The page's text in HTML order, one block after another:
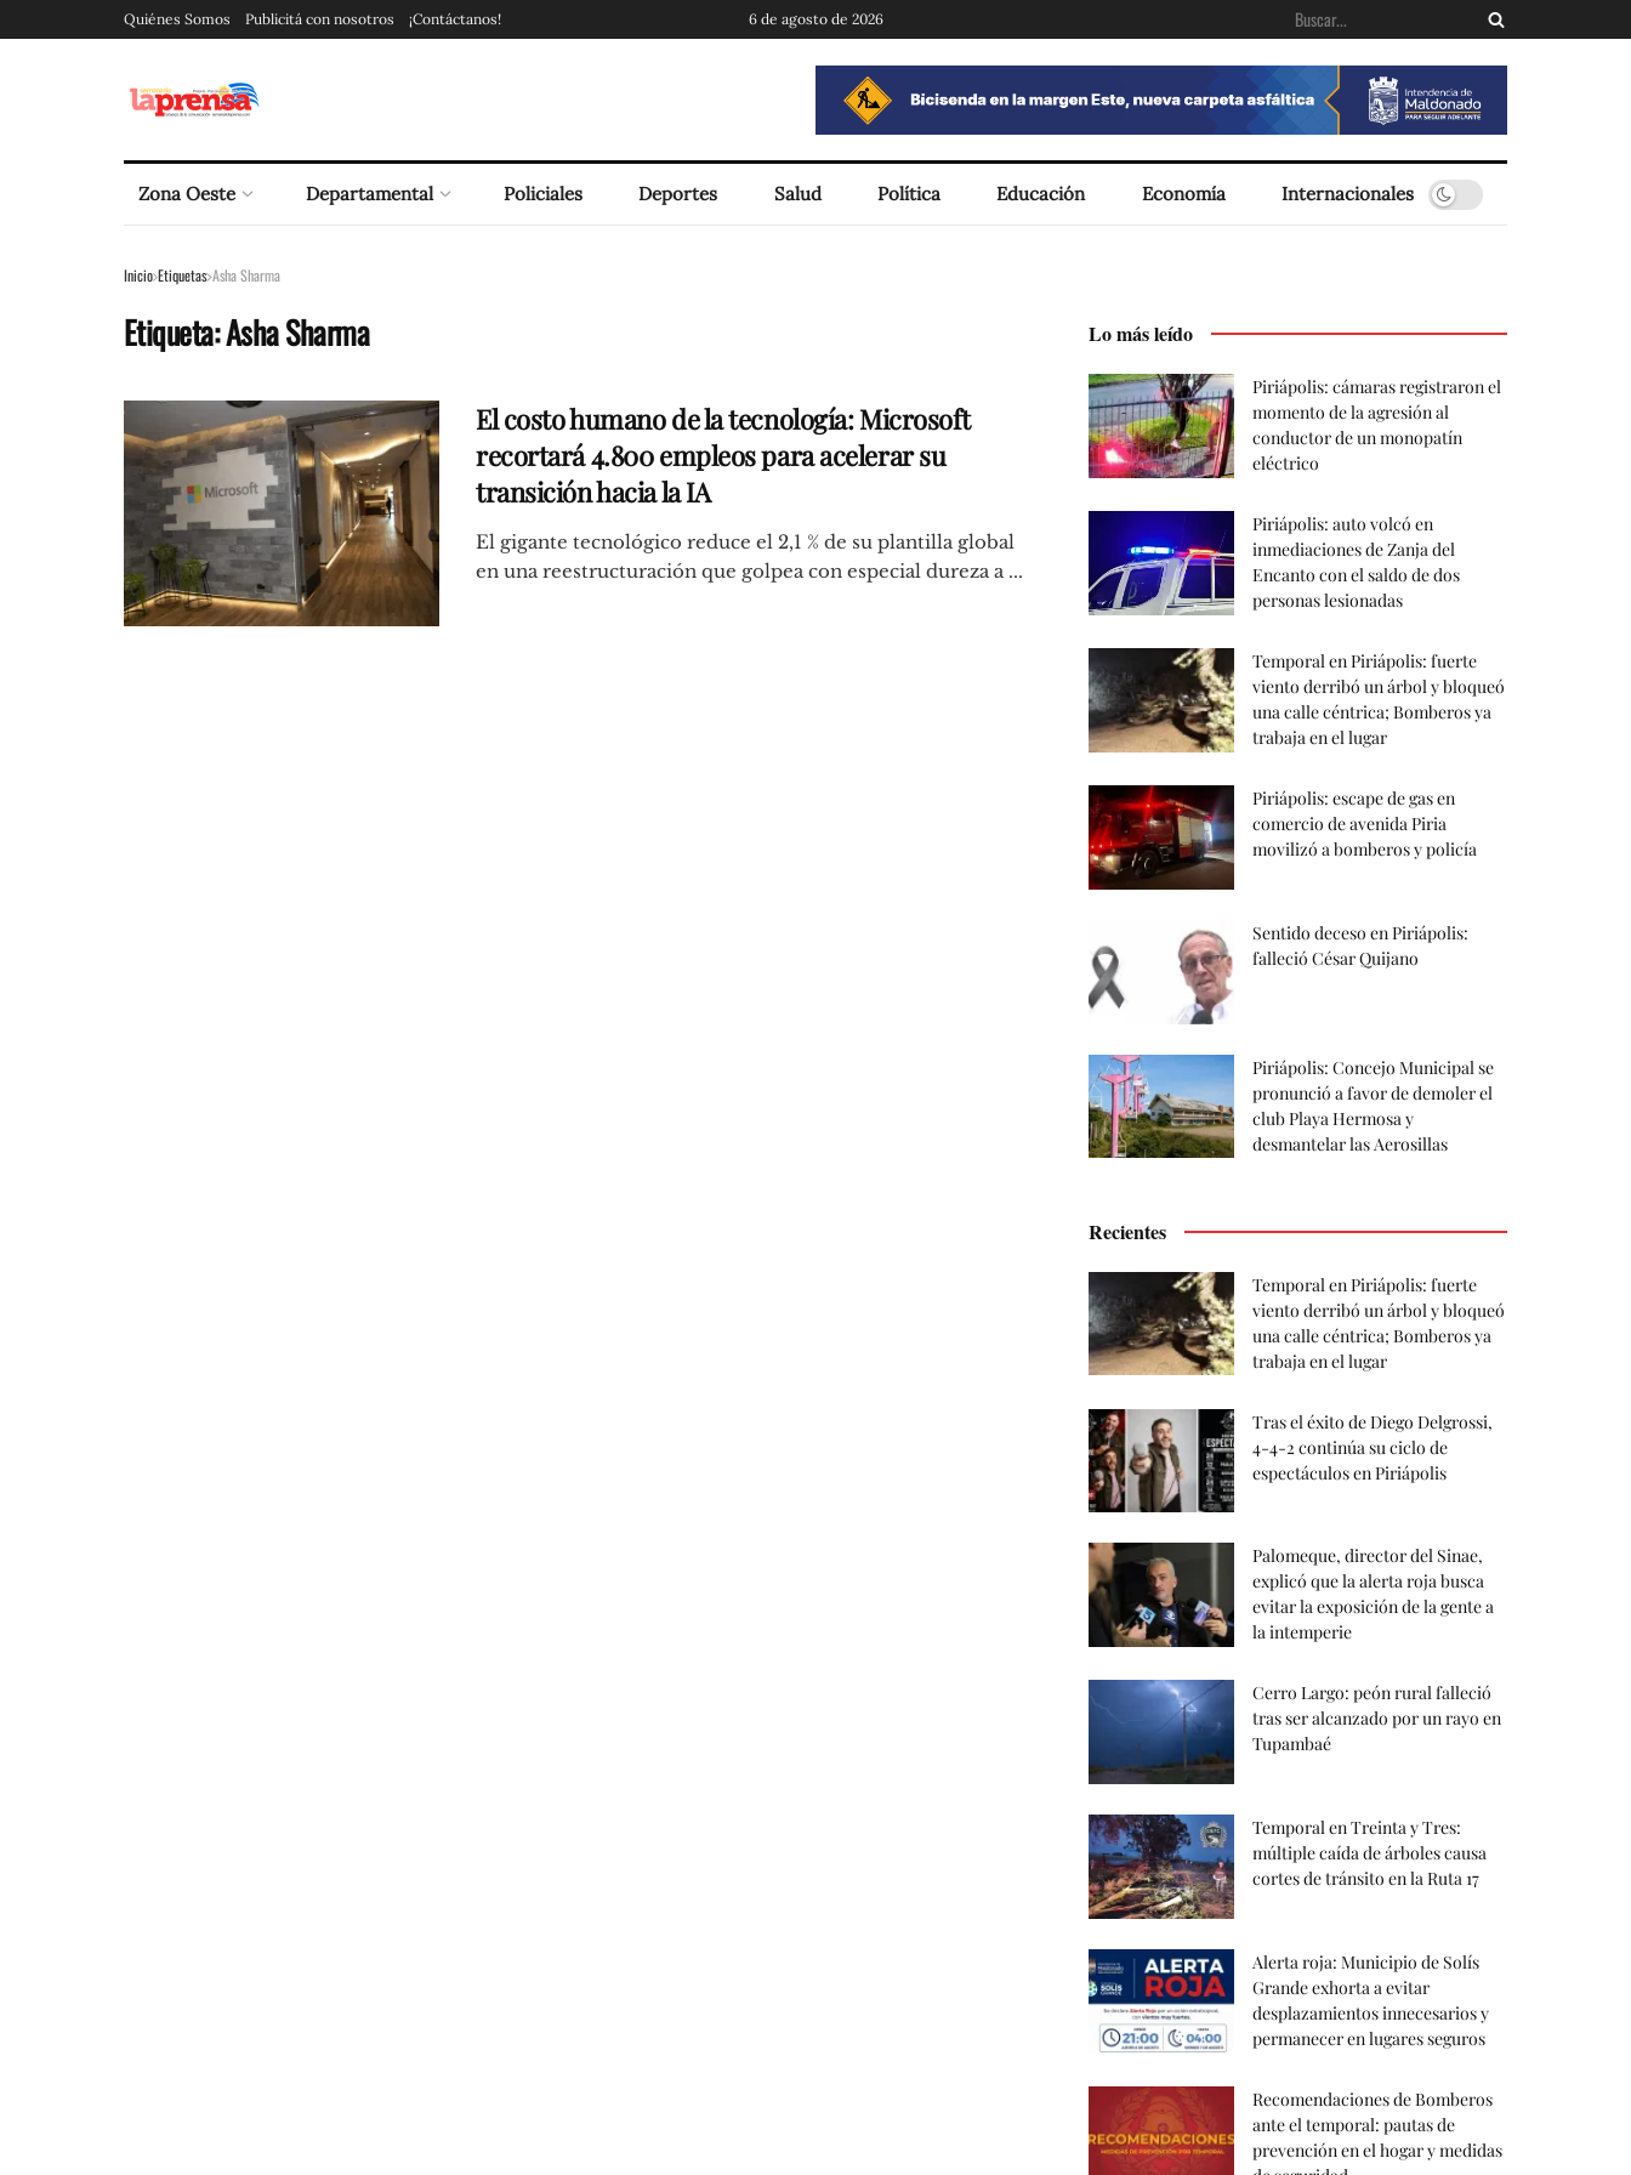
Quiénes Somos Publicitá con nosotros ¡Contáctanos! 6 de agosto de 2026
Zona Oeste Departamental Policiales Deportes Salud Política Educación Economía Internacionales
Inicio Etiquetas Asha Sharma
Etiqueta:Asha Sharma
El costo humano de la tecnología: Microsoft
recortará 4.800 empleos para acelerar su
transición hacia la IA
El gigante tecnológico reduce el 2,1 % de su plantilla global
en una reestructuración que golpea con especial dureza a ...
Lo más leído
Piriápolis: cámaras registraron el
momento de la agresión al
conductor de un monopatín
eléctrico
Piriápolis: auto volcó en
inmediaciones de Zanja del
Encanto con el saldo de dos
personas lesionadas
Temporal en Piriápolis: fuerte
viento derribó un árbol y bloqueó
una calle céntrica; Bomberos ya
trabaja en el lugar
Piriápolis: escape de gas en
comercio de avenida Piria
movilizó a bomberos y policía
Sentido deceso en Piriápolis:
falleció César Quijano
Piriápolis: Concejo Municipal se
pronunció a favor de demoler el
club Playa Hermosa y
desmantelar las Aerosillas
Recientes
Temporal en Piriápolis: fuerte
viento derribó un árbol y bloqueó
una calle céntrica; Bomberos ya
trabaja en el lugar
Tras el éxito de Diego Delgrossi,
4-4-2 continúa su ciclo de
espectáculos en Piriápolis
Palomeque, director del Sinae,
explicó que la alerta roja busca
evitar la exposición de la gente a
la intemperie
Cerro Largo: peón rural falleció
tras ser alcanzado por un rayo en
Tupambaé
Temporal en Treinta y Tres:
múltiple caída de árboles causa
cortes de tránsito en la Ruta 17
Alerta roja: Municipio de Solís
Grande exhorta a evitar
desplazamientos innecesarios y
permanecer en lugares seguros
Recomendaciones de Bomberos
ante el temporal: pautas de
prevención en el hogar y medidas